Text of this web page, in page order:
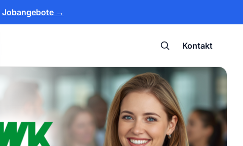
Jobangebote →
Suche
Kontakt